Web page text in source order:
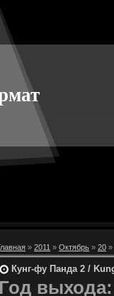
» 2011 » Октябрь » 20 »
Кунг-фу Панда 2 /
Год выхода: